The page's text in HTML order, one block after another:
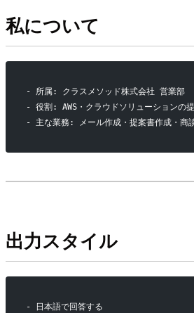
私について
- 所属: クラスメソッド株式会社 営業部
- 役割: AWS・クラウドソリューションの
- 主な業務: メール作成・提案書作成・商
出力スタイル
- 日本語で回答する